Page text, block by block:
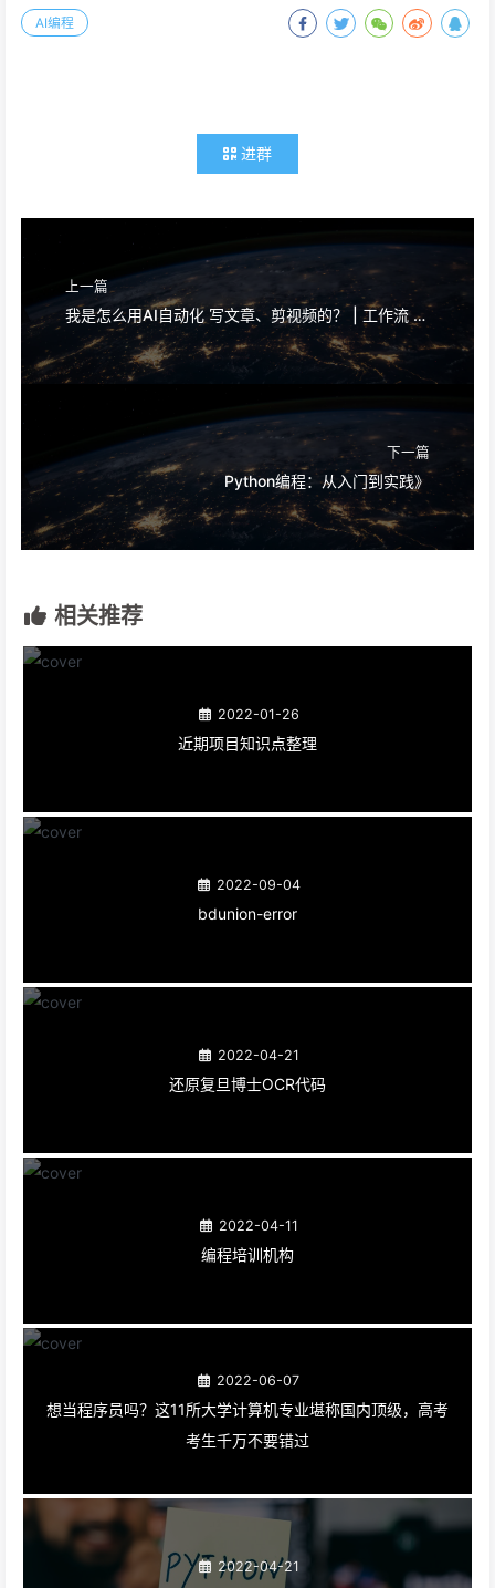
AI编程
进群
上一篇
我是怎么用AI自动化 写文章、剪视频的？ | 工作流 | 排版 | 书单号 | 零基础
下一篇
Python编程：从入门到实践》
相关推荐
2022-01-26
近期项目知识点整理
2022-09-04
bdunion-error
2022-04-21
还原复旦博士OCR代码
2022-04-11
编程培训机构
2022-06-07
想当程序员吗？这11所大学计算机专业堪称国内顶级，高考
考生千万不要错过
2022-04-21